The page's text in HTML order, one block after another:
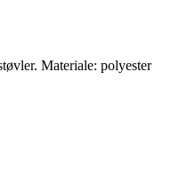
Materiale: polyester